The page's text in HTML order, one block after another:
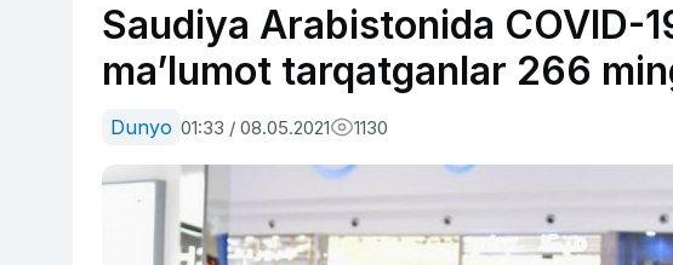
Saudiya Arabistonida COVID-
ma’lumot tarqatganlar 266
Dunyo 01:33 / 08.05.2021 1130